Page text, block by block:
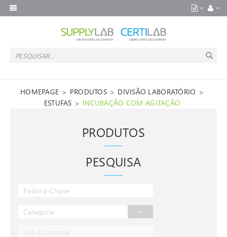
HOMEPAGE > PRODUTOS > DIVISÃO LABORATÓRIO >
ESTUFAS > INCUBAÇÃO COM AGITAÇÃO
PRODUTOS
PESQUISA
Categoria